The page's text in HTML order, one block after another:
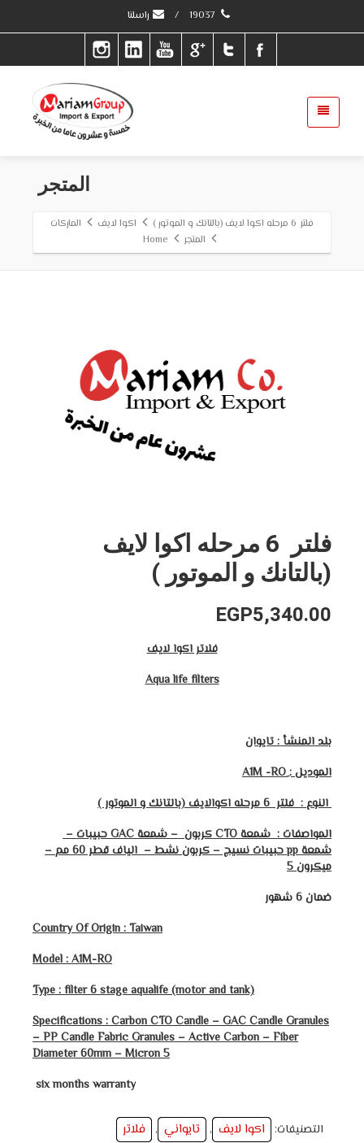
/ راسلنا
المتجر
فلتر 6 مرحله اكوا لايف (بالتانك و الموتور ) اكوا لايف
الماركات
المتجر
Home
فلتر 6 مرحله اكوا لايف
(بالتانك و الموتور )
EGP5,340.00
فلاتر اكوا لايف
Aqua life filters
بلد المنشأ : تايوان
الموديل :
النوع : فلتر6 مرحله اكوالايف (بالتانك و الموتور )
المواصفات : شمعة CTO كربون – شمعة GAC حبيبات –
شمعةpp
حبيبات نسيج – كربون نشط – الياف قطر 60 مم –
ميكرون 5
ضمان 6 شهور
Country Of Origin : Taiwan
Model : A1M-RO
Type : filter 6 stage aqualife (motor and tank)
Specifications : Carbon CTO Candle – GAC Candle Granules
– PP Candle Fabric Granules – Active Carbon – Fiber
Diameter 60mm – Micron 5
six months warranty
التصنيفات: اكوا لايف , تايواني , فلاتر